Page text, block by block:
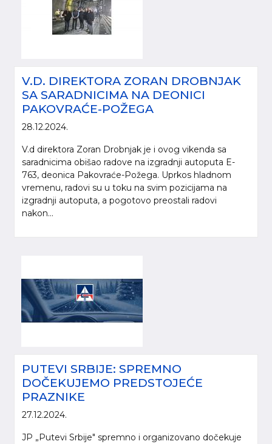
V.D. DIREKTORA ZORAN DROBNJAK
SA SARADNICIMA NA DEONICI
PAKOVRAĆE-POŽEGA
28.12.2024.
V.d direktora Zoran Drobnjak je i ovog vikenda sa
saradnicima obišao radove na izgradnji autoputa E-
763, deonica Pakovraće-Požega. Uprkos hladnom
vremenu, radovi su u toku na svim pozicijama na
izgradnji autoputa, a pogotovo preostali radovi
nakon...
PUTEVI SRBIJE: SPREMNO
DOČEKUJEMO PREDSTOJEĆE
PRAZNIKE
27.12.2024.
JP „Putevi Srbije" spremno i organizovano dočekuje